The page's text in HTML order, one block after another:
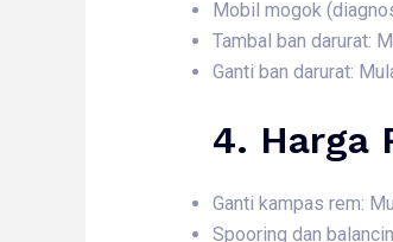
Mobil mogok
Tambal ban darurat:
Ganti ban darurat:
4. Harga
Ganti kampas rem:
Spooring dan